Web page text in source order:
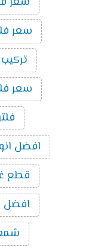
سعر
تركيب فلتر 7
سعر فلتر
افضل انواع
قطع غيار
افضل